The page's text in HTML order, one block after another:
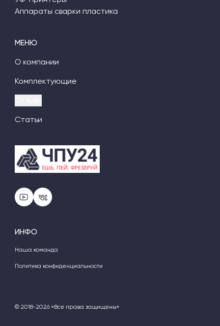
МЕНЮ
О компании
Комплектующие
Статьи
Аппараты сварки пластика
ИНФО
Наша команда
Политика конфиденциальности
© 2018-2026 «Все права защищены»